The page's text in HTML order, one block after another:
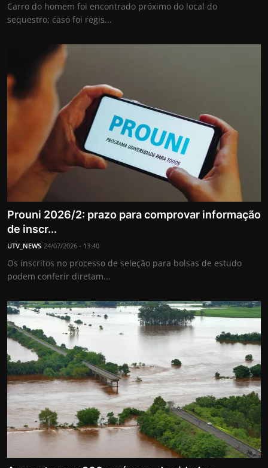
Carro do homem foi encontrado próximo do local do
sequestro; caso foi regis...
Prouni 2026/2: prazo para comprovar informação
de inscr...
UTV_NEWS 24/07/2026 - 13:40
Os inscritos no processo de seleção para bolsas de estudo
podem conferir diretam...